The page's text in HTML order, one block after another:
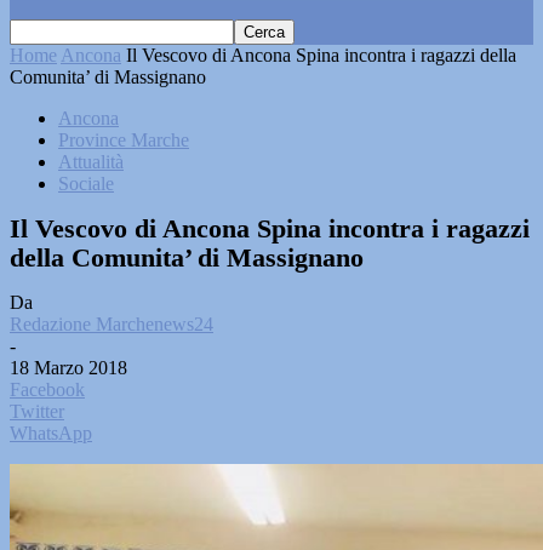
Home Ancona Il Vescovo di Ancona Spina incontra i ragazzi della
Comunita’ di Massignano
Ancona
Province Marche
Attualità
Sociale
Il Vescovo di Ancona Spina incontra i ragazzi
della Comunita’ di Massignano
Da
Redazione Marchenews24
-
18 Marzo 2018
Facebook
Twitter
WhatsApp